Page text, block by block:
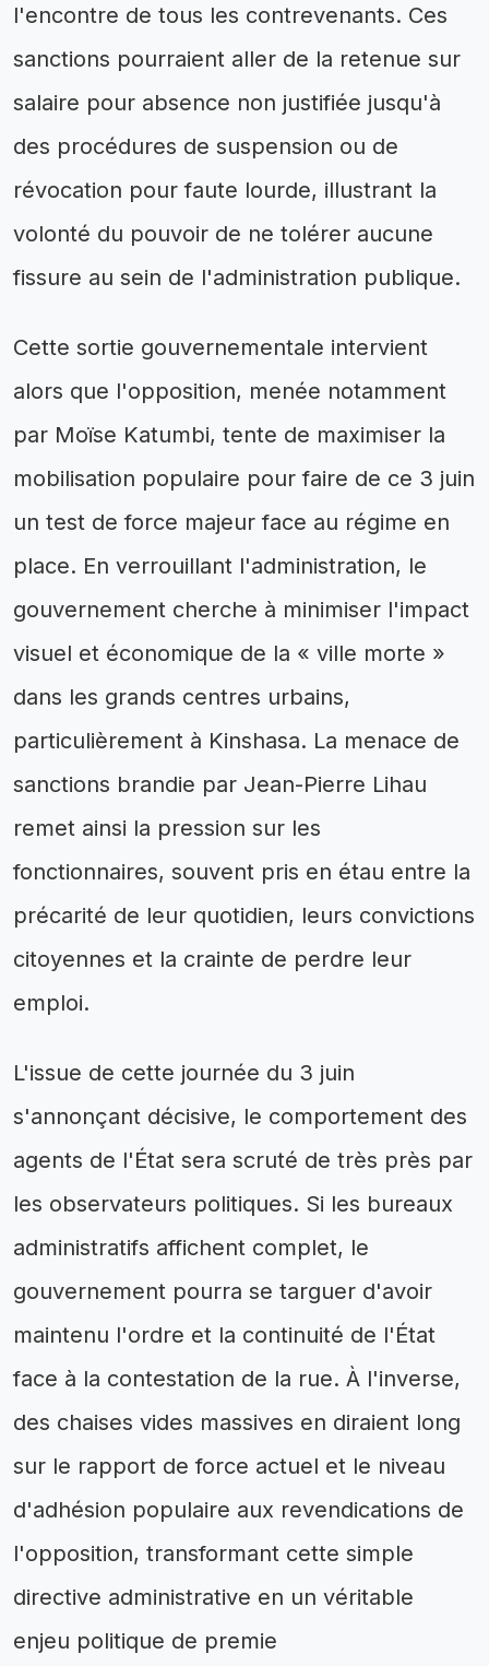
l'encontre de tous les contrevenants. Ces
sanctions pourraient aller de la retenue sur
salaire pour absence non justifiée jusqu'à
des procédures de suspension ou de
révocation pour faute lourde, illustrant la
volonté du pouvoir de ne tolérer aucune
fissure au sein de l'administration publique.
Cette sortie gouvernementale intervient
alors que l'opposition, menée notamment
par Moïse Katumbi, tente de maximiser la
mobilisation populaire pour faire de ce 3 juin
un test de force majeur face au régime en
place. En verrouillant l'administration, le
gouvernement cherche à minimiser l'impact
visuel et économique de la « ville morte »
dans les grands centres urbains,
particulièrement à Kinshasa. La menace de
sanctions brandie par Jean-Pierre Lihau
remet ainsi la pression sur les
fonctionnaires, souvent pris en étau entre la
précarité de leur quotidien, leurs convictions
citoyennes et la crainte de perdre leur
emploi.
L'issue de cette journée du 3 juin
s'annonçant décisive, le comportement des
agents de l'État sera scruté de très près par
les observateurs politiques. Si les bureaux
administratifs affichent complet, le
gouvernement pourra se targuer d'avoir
maintenu l'ordre et la continuité de l'État
face à la contestation de la rue. À l'inverse,
des chaises vides massives en diraient long
sur le rapport de force actuel et le niveau
d'adhésion populaire aux revendications de
l'opposition, transformant cette simple
directive administrative en un véritable
enjeu politique de premie